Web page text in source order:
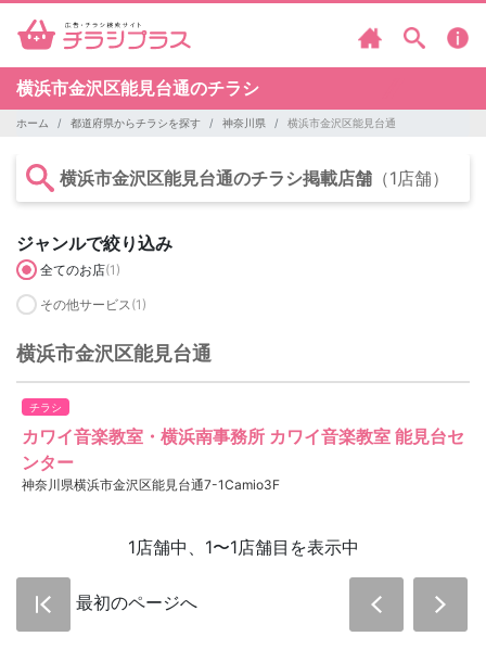
横浜市金沢区能見台通のチラシ
ホーム 都道府県からチラシを探す 神奈川県 横浜市金沢区能見台通
横浜市金沢区能見台通のチラシ掲載店舗 （1店舗）
ジャンルで絞り込み
全てのお店(1)
その他サービス (1)
横浜市金沢区能見台通
チラシ
カワイ音楽教室・横浜南事務所 カワイ音楽教室 能見台セ
ンター
神奈川県横浜市金沢区能見台通7-1Camio3F
1店舗中、1〜1店舗目を表示中
最初のページへ